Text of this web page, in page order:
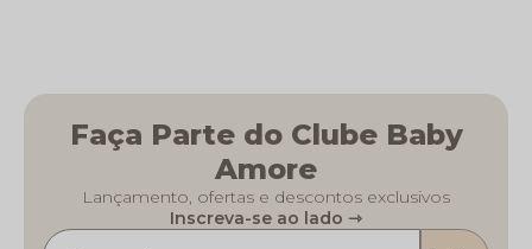
Faça Parte do Clube Baby
Amore
Lançamento, ofertas e descontos exclusivos
Inscreva-se ao lado ⇾